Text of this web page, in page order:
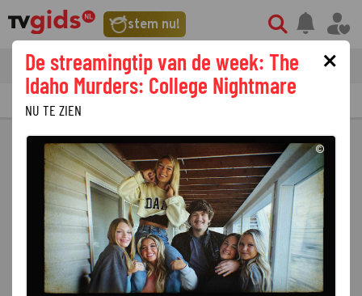
stem nu!
tvgids streaming nieuws
PRIMETIME GEMIST
×
De streamingtip van de week: The
Idaho Murders: College Nightmare
NU TE ZIEN
©